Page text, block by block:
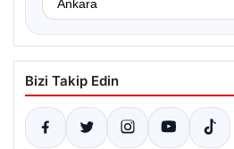
Bizi Takip Edin